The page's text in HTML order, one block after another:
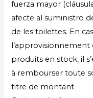
fuerza mayor
afecte al suministro
de les toilettes. En
l’approvisionnement
produits en stock, il
à rembourser toute
titre de montant.